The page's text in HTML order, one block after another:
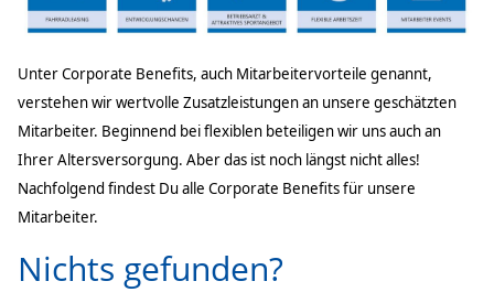
Unter Corporate Benefits, auch Mitarbeitervorteile genannt,
verstehen wir wertvolle Zusatzleistungen an unsere geschätzten
Mitarbeiter. Beginnend bei flexiblen beteiligen wir uns auch an
Ihrer Altersversorgung. Aber das ist noch längst nicht alles!
Nachfolgend findest Du alle Corporate Benefits für unsere
Mitarbeiter.
Nichts gefunden?